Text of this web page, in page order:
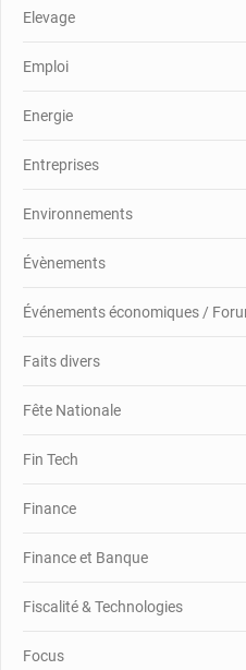
Elevage
Emploi
Energie
Entreprises
Environnements
Évènements
Événements économiques /
Faits divers
Fête Nationale
Fin Tech
Finance
Finance et Banque
Fiscalité & Technologies
Focus